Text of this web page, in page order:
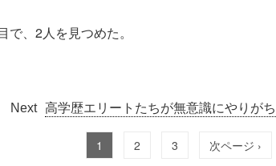
で、2人を見つめた。
高学歴エリートたちが無意識にやりが
1 2 3 次ページ ›